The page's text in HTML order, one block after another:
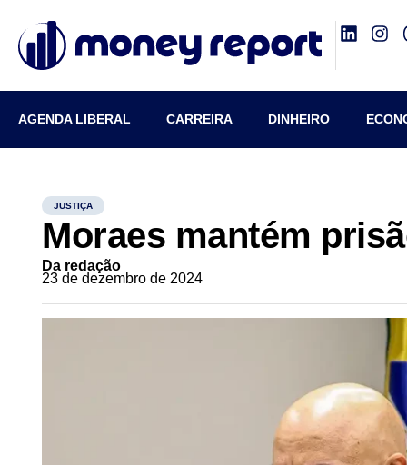
AGENDA LIBERAL CARREIRA DINHEIRO
JUSTIÇA
Moraes mantém
Da redação
23 de dezembro de 2024